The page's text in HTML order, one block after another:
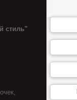
стиль"